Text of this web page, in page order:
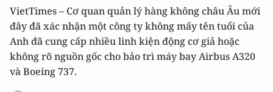
VietTimes – Cơ quan quản lý hàng không châu Âu mới
đây đã xác nhận một công ty không mấy tên tuổi của
Anh đã cung cấp nhiều linh kiện động cơ giả hoặc
không rõ nguồn gốc cho bảo trì máy bay Airbus A320
và Boeing 737.